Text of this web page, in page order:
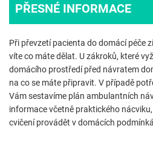
PŘESNÉ INFORMACE
Při převzetí pacienta do domácí péče
víte co máte dělat. U zákroků, které
domácího prostředí před návratem
na co se máte připravit. V případě
Vám sestavíme plán ambulantních
informace včetně praktického
cvičení provádět v domácích